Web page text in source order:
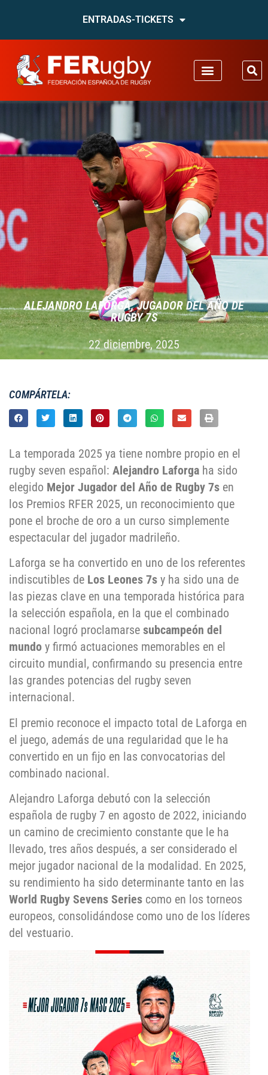
ENTRADAS-TICKETS
ALEJANDRO LAFORGA, JUGADOR DEL AÑO DE
RUGBY 7S
22 diciembre, 2025
COMPÁRTELA:
La temporada 2025 ya tiene nombre propio en el
rugby seven español: Alejandro Laforga ha sido
elegido Mejor Jugador del Año de Rugby 7s en
los Premios RFER 2025, un reconocimiento que
pone el broche de oro a un curso simplemente
espectacular del jugador madrileño.
Laforga se ha convertido en uno de los referentes
indiscutibles de Los Leones 7s y ha sido una de
las piezas clave en una temporada histórica para
la selección española, en la que el combinado
nacional logró proclamarse subcampeón del
mundo y firmó actuaciones memorables en el
circuito mundial, confirmando su presencia entre
las grandes potencias del rugby seven
internacional.
El premio reconoce el impacto total de Laforga en
el juego, además de una regularidad que le ha
convertido en un fijo en las convocatorias del
combinado nacional.
Alejandro Laforga debutó con la selección
española de rugby 7 en agosto de 2022, iniciando
un camino de crecimiento constante que le ha
llevado, tres años después, a ser considerado el
mejor jugador nacional de la modalidad. En 2025,
su rendimiento ha sido determinante tanto en las
World Rugby Sevens Series como en los torneos
europeos, consolidándose como uno de los líderes
del vestuario.